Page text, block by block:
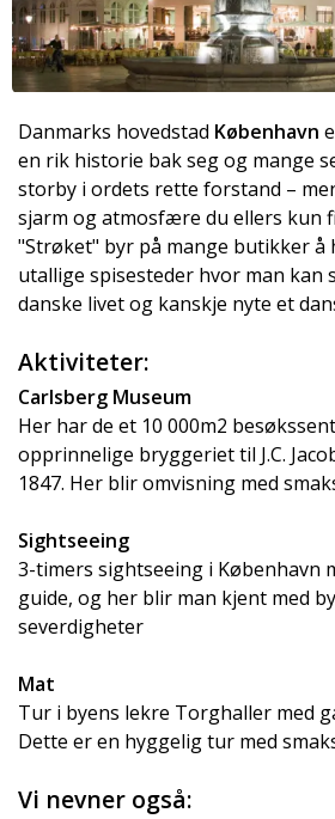
Danmarks hovedstad København
en rik historie bak seg og mange
storby i ordets rette forstand –
sjarm og atmosfære du ellers kun
"Strøket" byr på mange butikker å
utallige spisesteder hvor man kan
danske livet og kanskje nyte et
Aktiviteter:
Carlsberg Museum
Her har de et 10 000m2
opprinnelige bryggeriet til J.C.
1847. Her blir omvisning med
Sightseeing
3-timers sightseeing i København
guide, og her blir man kjent med
severdigheter
Mat
Tur i byens lekre Torghaller med
Dette er en hyggelig tur med
Vi nevner også: